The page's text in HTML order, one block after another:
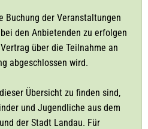
Buchung der Veranstaltungen
den Anbietenden zu erfolgen
über die Teilnahme an
abgeschlossen wird.
Übersicht zu finden sind,
und Jugendliche aus dem
der Stadt Landau. Für